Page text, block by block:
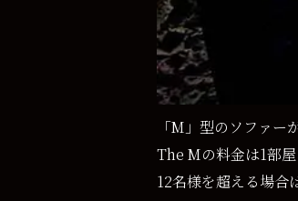
「M」型のソファー
The Mの料金は1部
12名様を超える場合